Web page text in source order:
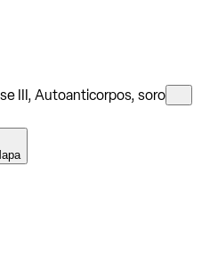
III, Autoanticorpos, soro